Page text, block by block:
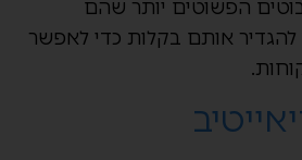
הפשוטים יותר שהם
להגדיר אותם בקלות כדי לאפשר